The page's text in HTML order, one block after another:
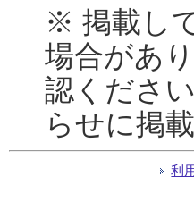
※ 掲載し
場合があ
認くださ
らせに掲
利